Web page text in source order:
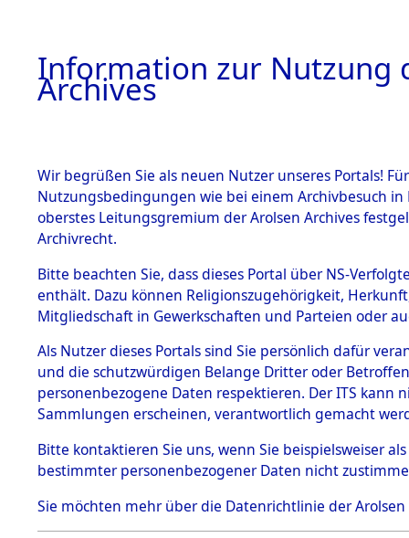
BESTÄNDE
1.
mente
5. Verschiedenes
5.3
Todesmärsche
5.3.1 Alliierte
Erhebungen
zu
Todesmärsch
en
5.3.2
von
Toter aus
Ort ihrer
0001
Information zur Nutzung
Archives
Wir begrüßen Sie als neuen Nutzer unseres Portals!
Nutzungsbedingungen wie bei einem Archivbesuch
oberstes Leitungsgremium der Arolsen Archives
Archivrecht.
Bitte beachten Sie, dass dieses Portal über NS-
enthält. Dazu können Religionszugehörigkeit,
Mitgliedschaft in Gewerkschaften und Parteien oder
Als Nutzer dieses Portals sind Sie persönlich dafür
und die schutzwürdigen Belange Dritter oder
personenbezogene Daten respektieren. Der ITS
Sammlungen erscheinen, verantwortlich gemacht
Bitte kontaktieren Sie uns, wenn Sie beispielsweiser
bestimmter personenbezogener Daten nicht
Sie möchten mehr über die Datenrichtlinie der Arolsen